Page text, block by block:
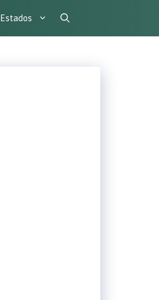
Estados